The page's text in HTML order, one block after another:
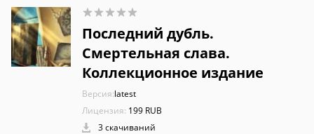
Последний дубль.
Смертельная слава.
Коллекционное издание
Версия:latest
Лицензия: 199 RUB
3 скачиваний